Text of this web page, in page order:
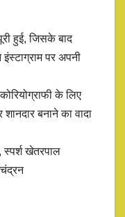
हुई, जिसके बाद
पर अपनी
के लिए
बनाने का वादा
स्पर्श खेतरपाल